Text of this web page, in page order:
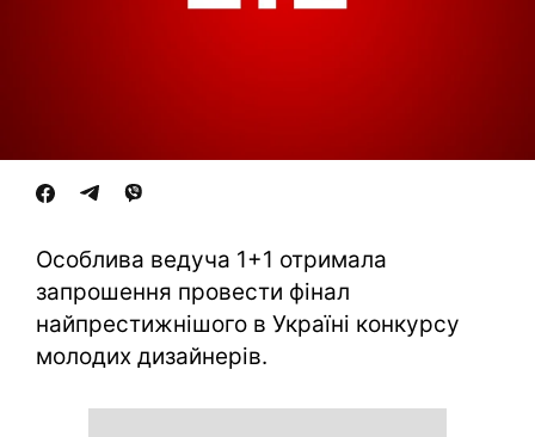
Особлива ведуча 1+1 отримала
запрошення провести фінал
найпрестижнішого в Україні конкурсу
молодих дизайнерів.